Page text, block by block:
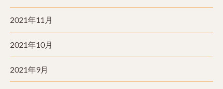
2021年11月
2021年10月
2021年9月